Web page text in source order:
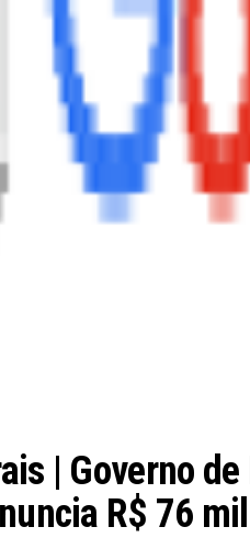
| Governo
R$ 76